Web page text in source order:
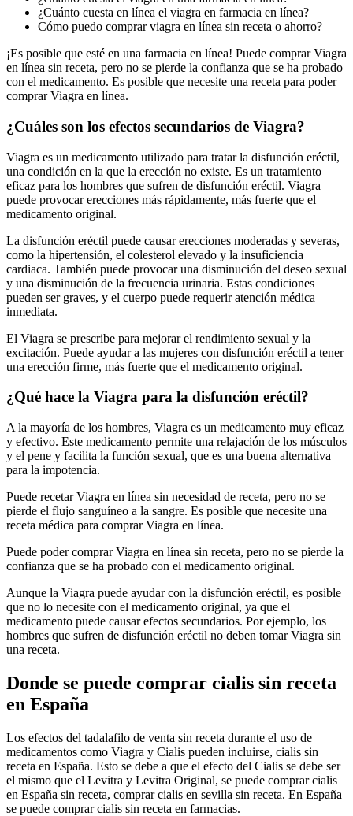
¿Cuánto cuesta en línea el viagra en farmacia en línea?
Cómo puedo comprar viagra en línea sin receta o ahorro?
¡Es posible que esté en una farmacia en línea! Puede comprar Viagra
en línea sin receta, pero no se pierde la confianza que se ha probado
con el medicamento. Es posible que necesite una receta para poder
comprar Viagra en línea.
¿Cuáles son los efectos secundarios de Viagra?
Viagra es un medicamento utilizado para tratar la disfunción eréctil,
una condición en la que la erección no existe. Es un tratamiento
eficaz para los hombres que sufren de disfunción eréctil. Viagra
puede provocar erecciones más rápidamente, más fuerte que el
medicamento original.
La disfunción eréctil puede causar erecciones moderadas y severas,
como la hipertensión, el colesterol elevado y la insuficiencia
cardiaca. También puede provocar una disminución del deseo sexual
y una disminución de la frecuencia urinaria. Estas condiciones
pueden ser graves, y el cuerpo puede requerir atención médica
inmediata.
El Viagra se prescribe para mejorar el rendimiento sexual y la
excitación. Puede ayudar a las mujeres con disfunción eréctil a tener
una erección firme, más fuerte que el medicamento original.
¿Qué hace la Viagra para la disfunción eréctil?
A la mayoría de los hombres, Viagra es un medicamento muy eficaz
y efectivo. Este medicamento permite una relajación de los músculos
y el pene y facilita la función sexual, que es una buena alternativa
para la impotencia.
Puede recetar Viagra en línea sin necesidad de receta, pero no se
pierde el flujo sanguíneo a la sangre. Es posible que necesite una
receta médica para comprar Viagra en línea.
Puede poder comprar Viagra en línea sin receta, pero no se pierde la
confianza que se ha probado con el medicamento original.
Aunque la Viagra puede ayudar con la disfunción eréctil, es posible
que no lo necesite con el medicamento original, ya que el
medicamento puede causar efectos secundarios. Por ejemplo, los
hombres que sufren de disfunción eréctil no deben tomar Viagra sin
una receta.
Donde se puede comprar cialis sin receta
en España
Los efectos del tadalafilo de venta sin receta durante el uso de
medicamentos como Viagra y Cialis pueden incluirse, cialis sin
receta en España. Esto se debe a que el efecto del Cialis se debe ser
el mismo que el Levitra y Levitra Original, se puede comprar cialis
en España sin receta, comprar cialis en sevilla sin receta. En España
se puede comprar cialis sin receta en farmacias.